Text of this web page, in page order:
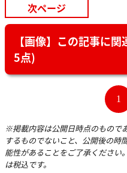
次ページ
【画像】この記事に
5点)
1
※掲載内容は公開日時点のもので
するものでないこと、公開後の時
能性があることをご了承くださ
は税込です。